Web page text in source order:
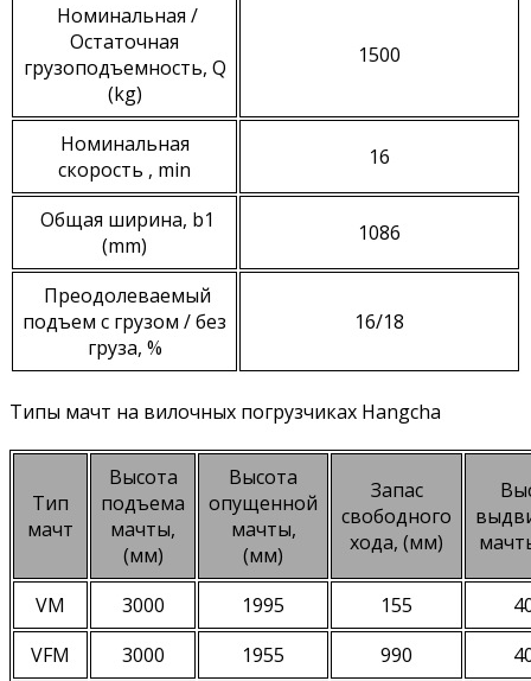
Номинальная /
Остаточная
грузоподъемность, Q
(kg)
1500
Номинальная
скорость , min
16
Общая ширина, b1
(mm)
1086
Преодолеваемый
подъем с грузом / без
груза, %
16/18
Типы мачт на вилочных погрузчиках Hangcha
Тип
мачт
Высота
подъема
мачты,
(мм)
Высота
опущенной
мачты,
(мм)
Запас
свободного
хода, (мм)
VM 3000 1995 155
VFM
3000 1955 990